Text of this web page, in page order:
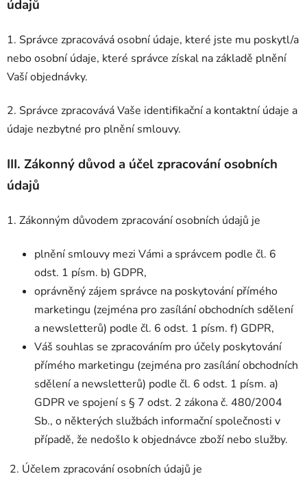
údajů
1. Správce zpracovává osobní údaje, které jste mu poskytl/a
nebo osobní údaje, které správce získal na základě plnění
Vaší objednávky.
2. Správce zpracovává Vaše identifikační a kontaktní údaje a
údaje nezbytné pro plnění smlouvy.
III. Zákonný důvod a účel zpracování osobních
údajů
1. Zákonným důvodem zpracování osobních údajů je
plnění smlouvy mezi Vámi a správcem podle čl. 6
odst. 1 písm. b) GDPR,
oprávněný zájem správce na poskytování přímého
marketingu (zejména pro zasílání obchodních sdělení
a newsletterů) podle čl. 6 odst. 1 písm. f) GDPR,
Váš souhlas se zpracováním pro účely poskytování
přímého marketingu (zejména pro zasílání obchodních
sdělení a newsletterů) podle čl. 6 odst. 1 písm. a)
GDPR ve spojení s § 7 odst. 2 zákona č. 480/2004
Sb., o některých službách informační společnosti v
případě, že nedošlo k objednávce zboží nebo služby.
2. Účelem zpracování osobních údajů je